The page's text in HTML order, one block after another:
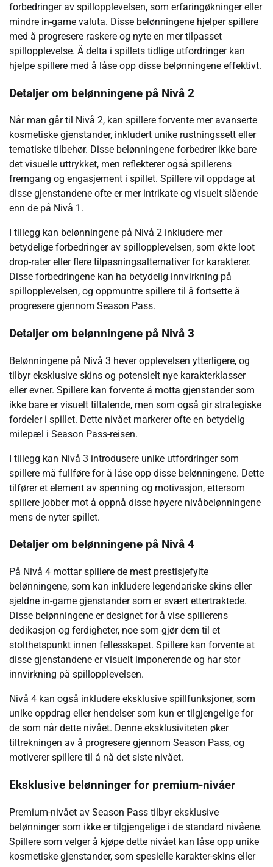
forbedringer av spillopplevelsen, som erfaringøkninger eller
mindre in-game valuta. Disse belønningene hjelper spillere
med å progresere raskere og nyte en mer tilpasset
spillopplevelse. Å delta i spillets tidlige utfordringer kan
hjelpe spillere med å låse opp disse belønningene effektivt.
Detaljer om belønningene på Nivå 2
Når man går til Nivå 2, kan spillere forvente mer avanserte
kosmetiske gjenstander, inkludert unike rustningssett eller
tematiske tilbehør. Disse belønningene forbedrer ikke bare
det visuelle uttrykket, men reflekterer også spillerens
fremgang og engasjement i spillet. Spillere vil oppdage at
disse gjenstandene ofte er mer intrikate og visuelt slående
enn de på Nivå 1.
I tillegg kan belønningene på Nivå 2 inkludere mer
betydelige forbedringer av spillopplevelsen, som økte loot
drop-rater eller flere tilpasningsalternativer for karakterer.
Disse forbedringene kan ha betydelig innvirkning på
spillopplevelsen, og oppmuntre spillere til å fortsette å
progresere gjennom Season Pass.
Detaljer om belønningene på Nivå 3
Belønningene på Nivå 3 hever opplevelsen ytterligere, og
tilbyr eksklusive skins og potensielt nye karakterklasser
eller evner. Spillere kan forvente å motta gjenstander som
ikke bare er visuelt tiltalende, men som også gir strategiske
fordeler i spillet. Dette nivået markerer ofte en betydelig
milepæl i Season Pass-reisen.
I tillegg kan Nivå 3 introdusere unike utfordringer som
spillere må fullføre for å låse opp disse belønningene. Dette
tilfører et element av spenning og motivasjon, ettersom
spillere jobber mot å oppnå disse høyere nivåbelønningene
mens de nyter spillet.
Detaljer om belønningene på Nivå 4
På Nivå 4 mottar spillere de mest prestisjefylte
belønningene, som kan inkludere legendariske skins eller
sjeldne in-game gjenstander som er svært ettertraktede.
Disse belønningene er designet for å vise spillerens
dedikasjon og ferdigheter, noe som gjør dem til et
stolthetspunkt innen fellesskapet. Spillere kan forvente at
disse gjenstandene er visuelt imponerende og har stor
innvirkning på spillopplevelsen.
Nivå 4 kan også inkludere eksklusive spillfunksjoner, som
unike oppdrag eller hendelser som kun er tilgjengelige for
de som når dette nivået. Denne eksklusiviteten øker
tiltrekningen av å progresere gjennom Season Pass, og
motiverer spillere til å nå det siste nivået.
Eksklusive belønninger for premium-nivåer
Premium-nivået av Season Pass tilbyr eksklusive
belønninger som ikke er tilgjengelige i de standard nivåene.
Spillere som velger å kjøpe dette nivået kan låse opp unike
kosmetiske gjenstander, som spesielle karakter-skins eller